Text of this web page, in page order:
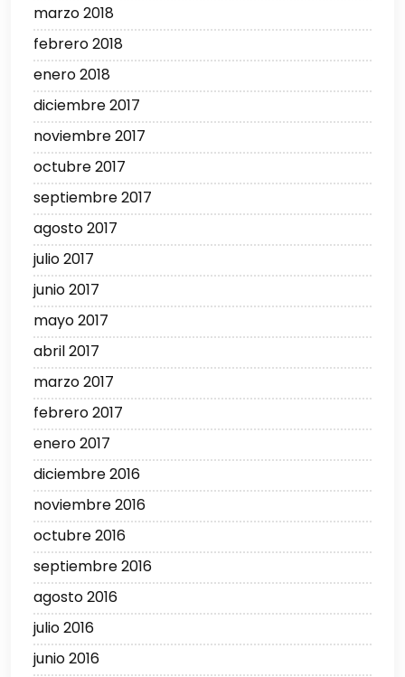
marzo 2018
febrero 2018
enero 2018
diciembre 2017
noviembre 2017
octubre 2017
septiembre 2017
agosto 2017
julio 2017
junio 2017
mayo 2017
abril 2017
marzo 2017
febrero 2017
enero 2017
diciembre 2016
noviembre 2016
octubre 2016
septiembre 2016
agosto 2016
julio 2016
junio 2016